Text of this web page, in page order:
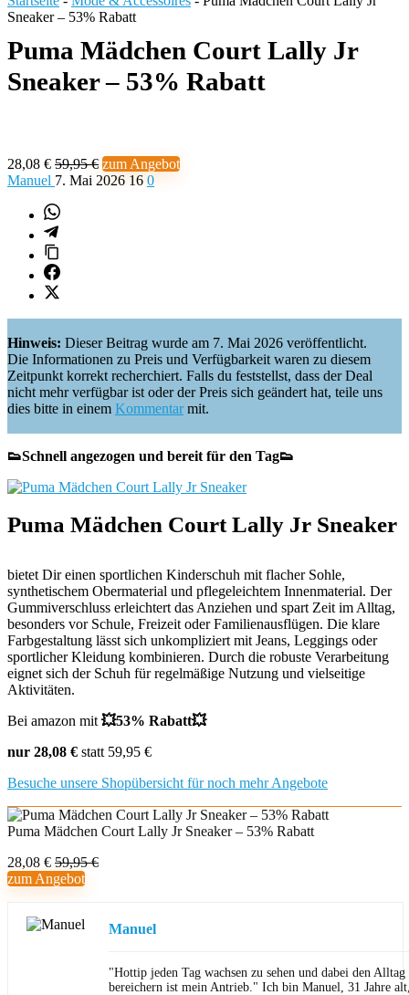
Sneaker – 53% Rabatt
Puma Mädchen Court Lally Jr
Sneaker – 53% Rabatt
28,08 € 59,95 € zum Angebot
Manuel 7. Mai 2026 16 0
Hinweis: Dieser Beitrag wurde am 7. Mai 2026 veröffentlicht.
Die Informationen zu Preis und Verfügbarkeit waren zu diesem
Zeitpunkt korrekt recherchiert. Falls du feststellst, dass der Deal
nicht mehr verfügbar ist oder der Preis sich geändert hat, teile uns
dies bitte in einem Kommentarmit.
👟Schnell angezogen und bereit für den Tag👟
Puma Mädchen Court Lally Jr Sneaker
bietet Dir einen sportlichen Kinderschuh mit flacher Sohle,
synthetischem Obermaterial und pflegeleichtem Innenmaterial. Der
Gummiverschluss erleichtert das Anziehen und spart Zeit im Alltag,
besonders vor Schule, Freizeit oder Familienausflügen. Die klare
Farbgestaltung lässt sich unkompliziert mit Jeans, Leggings oder
sportlicher Kleidung kombinieren. Durch die robuste Verarbeitung
eignet sich der Schuh für regelmäßige Nutzung und vielseitige
Aktivitäten.
Bei amazon mit 💥53% Rabatt💥
nur 28,08 € statt 59,95 €
Besuche unsere Shopübersicht für noch mehr Angebote
Puma Mädchen Court Lally Jr Sneaker – 53% Rabatt
28,08 € 59,95 €
zum Angebot
Manuel
"Hottip jeden Tag wachsen zu sehen und dabei den
bereichern ist mein Antrieb." Ich bin Manuel, 31 Jahre